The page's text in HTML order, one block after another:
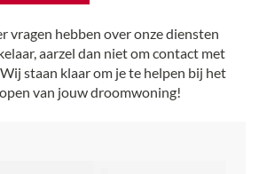
vragen hebben over onze diensten
aarzel dan niet om contact met
staan klaar om je te helpen bij het
van jouw droomwoning!